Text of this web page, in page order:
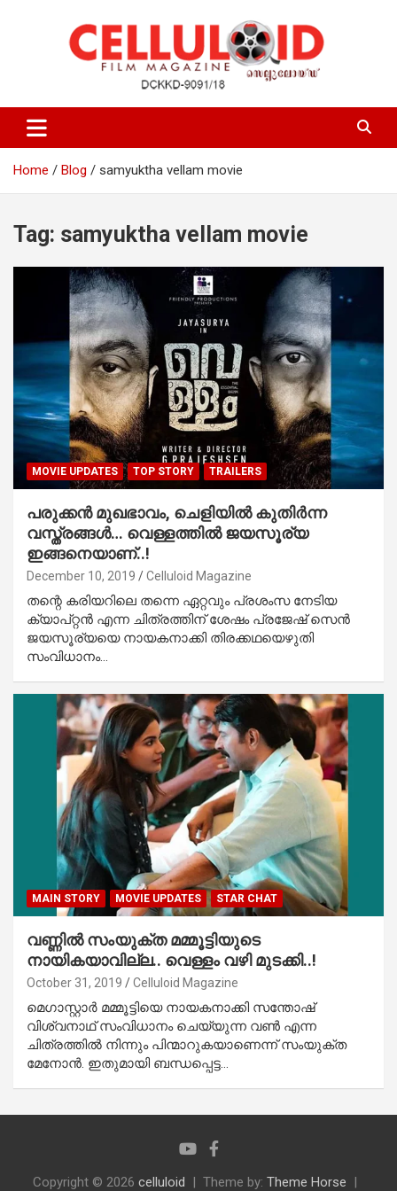
celluloid
Home Blog samyuktha vellam movie
Tag: samyuktha vellam movie
MOVIE UPDATES TOP STORY TRAILERS
പരുക്കന്‍ മുഖഭാവം, ചെളിയില്‍ കുതിര്‍ന്ന
വസ്ത്രങ്ങള്‍… വെള്ളത്തില്‍ ജയസൂര്യ
ഇങ്ങനെയാണ്..!
December 10, 2019 Celluloid Magazine
തന്റെ കരിയറിലെ തന്നെ ഏറ്റവും പ്രശംസ നേടിയ
ക്യാപ്റ്റന്‍ എന്ന ചിത്രത്തിന് ശേഷം പ്രജേഷ് സെന്‍
ജയസൂര്യയെ നായകനാക്കി തിരക്കഥയെഴുതി
സംവിധാനം…
MAIN STORY MOVIE UPDATES STAR CHAT
വണ്ണില്‍ സംയുക്ത മമ്മൂട്ടിയുടെ
നായികയാവില്ല.. വെള്ളം വഴി മുടക്കി..!
October 31, 2019 Celluloid Magazine
മെഗാസ്റ്റാര്‍ മമ്മൂട്ടിയെ നായകനാക്കി സന്തോഷ്
വിശ്വനാഥ് സംവിധാനം ചെയ്യുന്ന വണ്‍ എന്ന
ചിത്രത്തില്‍ നിന്നും പിന്മാറുകയാണെന്ന് സംയുക്ത
മേനോന്‍. ഇതുമായി ബന്ധപ്പെട്ട…
Copyright © 2026 celluloid Theme by: Theme Horse